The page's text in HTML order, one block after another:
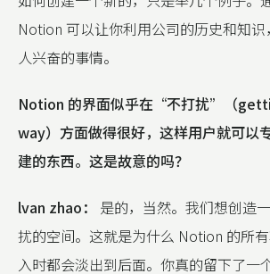
Notion 可以让你利用公司的历史和知
人兴奋的事情。
Notion 的界面似乎在“不打扰”（
way）方面做得很好，这样用户就可以
建的东西。这是故意的吗？
lvan zhao：
是的，当然。我们想创造
扰的空间。这就是为什么 Notion 的所
入时都会淡出到后面。你真的留下了一